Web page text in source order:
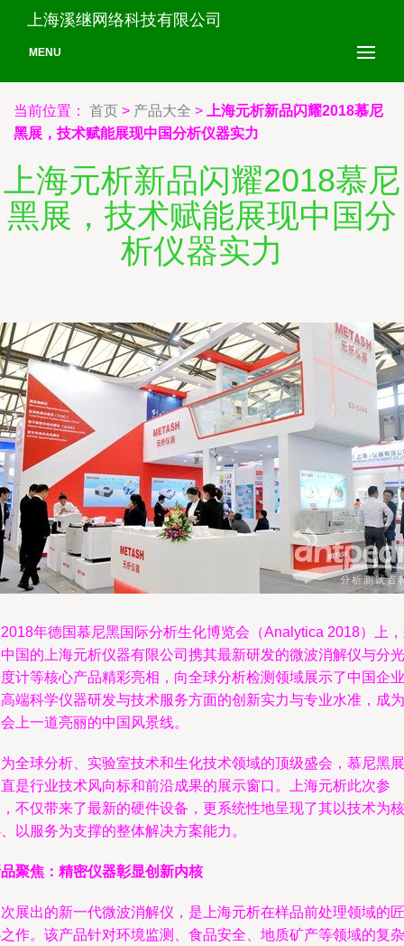
上海溪继网络科技有限公司
MENU
当前位置： 首页 > 产品大全 >
上海元析新品闪耀2018慕尼
黑展，技术赋能展现中国分析仪器实力
上海元析新品闪耀2018慕尼
黑展，技术赋能展现中国分
析仪器实力
年德国慕尼黑国际分析生化博览会（Analytica 2018）上
国的上海元析仪器有限公司携其最新研发的微波消解仪与分光
计等核心产品精彩亮相，向全球分析检测领域展示了中国企业
端科学仪器研发与技术服务方面的创新实力与专业水准，成为
上一道亮丽的中国风景线。
全球分析、实验室技术和生化技术领域的顶级盛会，慕尼黑展
是行业技术风向标和前沿成果的展示窗口。上海元析此次参
不仅带来了最新的硬件设备，更系统性地呈现了其以技术为核
以服务为支撑的整体解决方案能力。
聚焦：精密仪器彰显创新内核
展出的新一代微波消解仪，是上海元析在样品前处理领域的匠
作。该产品针对环境监测、食品安全、地质矿产等领域的复杂